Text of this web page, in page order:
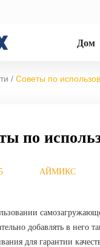
Дом
/ Советы по
по
АЙМИКС
добавлять в него
для гарантии